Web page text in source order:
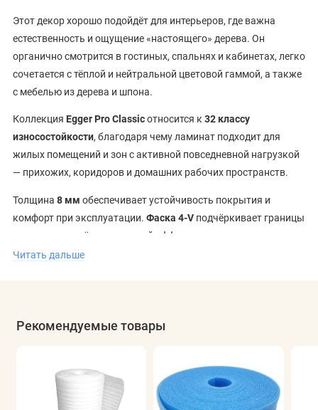
Этот декор хорошо подойдёт для интерьеров, где важна
естественность и ощущение «настоящего» дерева. Он
органично смотрится в гостиных, спальнях и кабинетах, легко
сочетается с тёплой и нейтральной цветовой гаммой, а также
с мебелью из дерева и шпона.
Коллекция Egger Pro Classicотносится к 32 классу
износостойкости, благодаря чему ламинат подходит для
жилых помещений и зон с активной повседневной нагрузкой
— прихожих, коридоров и домашних рабочих пространств.
Толщина 8 мм обеспечивает устойчивость покрытия и
комфорт при эксплуатации. Фаска 4-V подчёркивает границы
планок и создаёт аккуратный эффект дощатого пола,
добавляя глубину и выразительность поверхности.
Читать дальше
Рекомендуемые товары